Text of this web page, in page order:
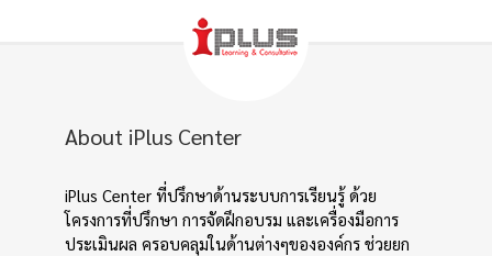
About iPlus Center
iPlus Center ที่ปรึกษาด้านระบบการเรียนรู้ ด้วย
โครงการที่ปรึกษา การจัดฝึกอบรม และเครื่องมือการ
ประเมินผล ครอบคลุมในด้านต่างๆขององค์กร ช่วยยก